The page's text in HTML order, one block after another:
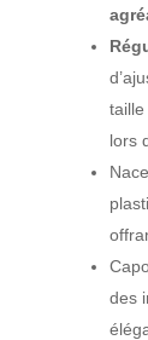
taille
lors
des